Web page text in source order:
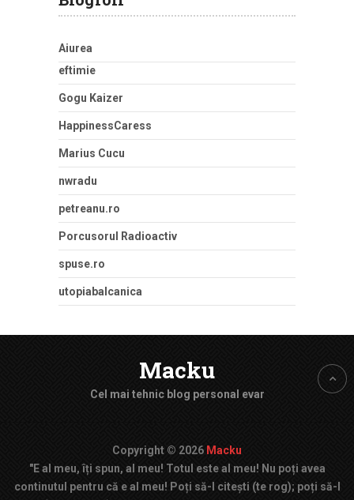
Aiurea
eftimie
Gogu Kaizer
HappinessCaress
Marius Cucu
nwradu
petreanu.ro
Porcusorul Radioactiv
spuse.ro
utopiabalcanica
Macku
Cel mai tehnic blog personal evar
Copyright © 2026 Macku
"E al meu, îți spun, al meu! Totul este al meu! Nu poți avea
continutul pentru că e al meu! Poți să-l citești (te rog); poți să-l